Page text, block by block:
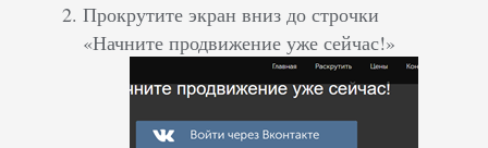
Прокрутите экран вниз до строчки
«Начните продвижение уже сейчас!»